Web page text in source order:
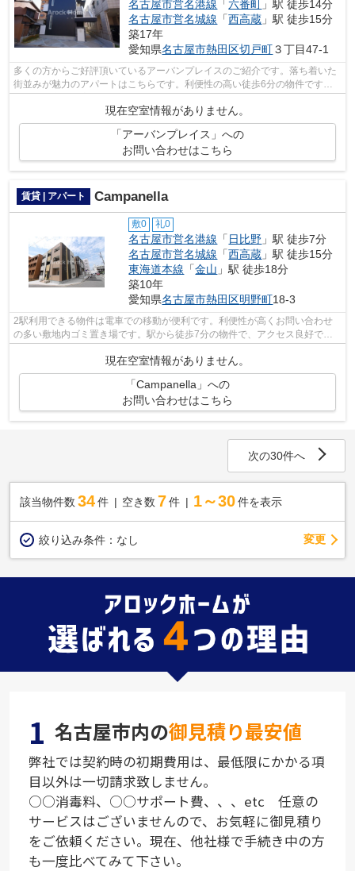
名古屋市営名港線 「六番町
」駅 徒歩14分
名古屋市営名城線 「西高蔵 」駅 徒歩15分
築17年
愛知県名古屋市熱田区切戸町３丁目47-1
多くの方からご好評頂いているアーバンプレイスのご紹介です。落ち着いた
街並みが魅力のアパートはこちらです。利便性の高い徒歩6分の物件です。
現在空室情報がありません。
「アーバンプレイス」への
お問い合わせはこちら
賃貸 | アパート Campanella
敷0 礼0
名古屋市営名港線 「 日比野 」駅 徒歩7分
名古屋市営名城線 「西高蔵 」駅 徒歩15分
東海道本線 「金山 」駅 徒歩18分
築10年
愛知県名古屋市熱田区明野町18-3
2駅利用できる物件は電車での移動が便利です。利便性が高くお問い合わせ
の多い敷地内ゴミ置き場です。駅から徒歩7分の物件で、アクセス良好で
す。最上階の物件です。こだわりたい条件...
現在空室情報がありません。
「Campanella」への
お問い合わせはこちら
次の30件へ
該当物件数 34件 空き数 7 件 1～30 件を表示
絞り込み条件： なし 変更
1 名古屋市内の御見積り最安値
弊社では契約時の初期費用は、最低限にかかる項
目以外は一切請求致しません。
○○消毒料、○○サポート費、、、etc 任意の
サービスはございませんので、お気軽に御見積り
をご依頼ください。現在、他社様で手続き中の方
も一度比べてみて下さい。